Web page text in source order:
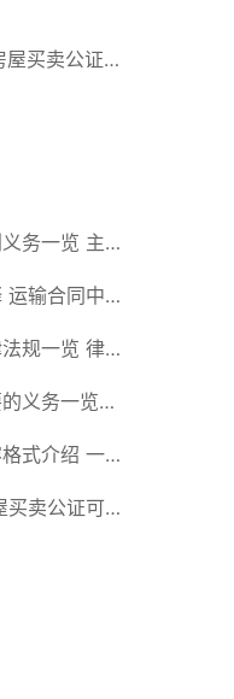
一览 主
规一览 律
义务一览
介绍 一